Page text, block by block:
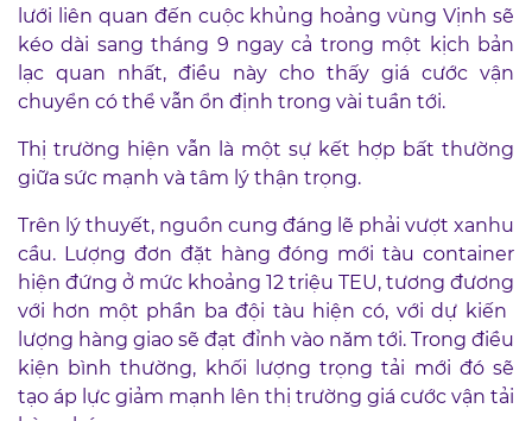
lưới liên quan đến cuộc khủng hoảng vùng Vịnh sẽ
kéo dài sang tháng 9 ngay cả trong một kịch bản
lạc quan nhất, điều này cho thấy giá cước vận
chuyển có thể vẫn ổn định trong vài tuần tới.
Thị trường hiện vẫn là một sự kết hợp bất thường
giữa sức mạnh và tâm lý thận trọng.
Trên lý thuyết, nguồn cung đáng lẽ phải vượt xanhu
cầu. Lượng đơn đặt hàng đóng mới tàu container
hiện đứng ở mức khoảng 12 triệu TEU, tương đương
với hơn một phần ba đội tàu hiện có, với dự kiến ​​
lượng hàng giao sẽ đạt đỉnh vào năm tới. Trong điều
kiện bình thường, khối lượng trọng tải mới đó sẽ
tạo áp lực giảm mạnh lên thị trường giá cước vận tải